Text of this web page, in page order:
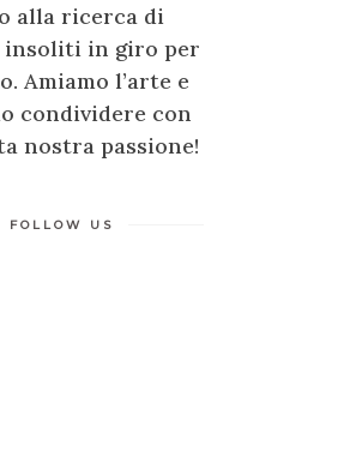
alla ricerca di
insoliti in giro per
Amiamo l’arte e
condividere con
nostra passione!
FOLLOW US